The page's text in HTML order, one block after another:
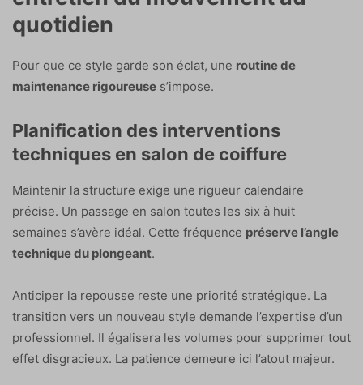
quotidien
Pour que ce style garde son éclat, une routine de
maintenance rigoureuse s’impose.
Planification des interventions
techniques en salon de coiffure
Maintenir la structure exige une rigueur calendaire
précise. Un passage en salon toutes les six à huit
semaines s’avère idéal. Cette fréquence préserve l’angle
technique du plongeant.
Anticiper la repousse reste une priorité stratégique. La
transition vers un nouveau style demande l’expertise d’un
professionnel. Il égalisera les volumes pour supprimer tout
effet disgracieux. La patience demeure ici l’atout majeur.